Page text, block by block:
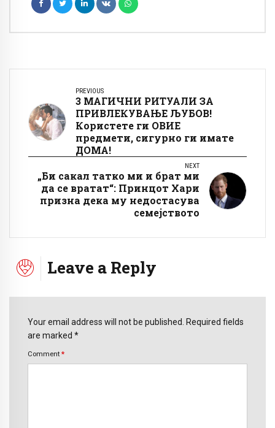
PREVIOUS
3 МАГИЧНИ РИТУАЛИ ЗА
ПРИВЛЕКУВАЊЕ ЉУБОВ!
Користете ги ОВИЕ
предмети, сигурно ги имате
ДОМА!
NEXT
„Би сакал татко ми и брат ми
да се вратат“: Принцот Хари
призна дека му недостасува
семејството
Leave a Reply
Your email address will not be published. Required fields
are marked *
Comment *